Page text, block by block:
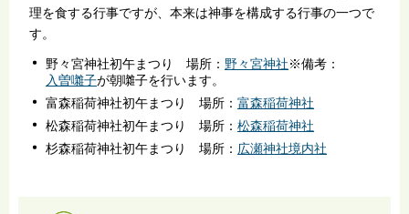
理を食する行事ですが、本来は神事を構成する行事の一つで
す。
野々宮神社初午まつり 場所： 野々宮神社※備考：
入曽囃子が朝囃子を行います。
富森稲荷神社初午まつり 場所： 富森稲荷神社
松森稲荷神社初午まつり 場所： 松森稲荷神社
杉森稲荷神社初午まつり 場所： 広瀬神社境内社